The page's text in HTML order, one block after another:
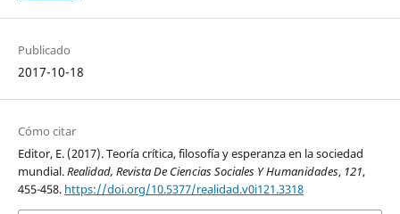
Publicado
2017-10-18
Cómo citar
Editor, E. (2017). Teoría crítica, filosofía y esperanza en la sociedad
mundial.Realidad, Revista De Ciencias Sociales Y Humanidades, 121,
455-458. https://doi.org/10.5377/realidad.v0i121.3318